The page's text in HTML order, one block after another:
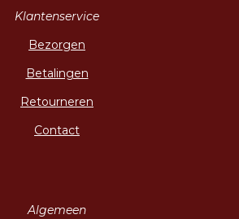
Klantenservice
Bezorgen
Betalingen
Retourneren
Contact
Algemeen